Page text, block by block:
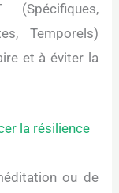
Temporels)
et à éviter la
la résilience
ou de